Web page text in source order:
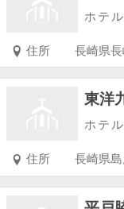
ホテ
住所 長崎県
東洋
ホテ
住所 長崎県